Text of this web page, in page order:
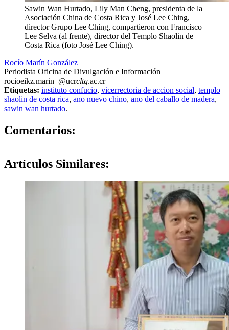
Sawin Wan Hurtado, Lily Man Cheng, presidenta de la
Asociación China de Costa Rica y José Lee Ching,
director Grupo Lee Ching, compartieron con Francisco
Lee Selva (al frente), director del Templo Shaolin de
Costa Rica (foto José Lee Ching).
Rocío Marín González
Periodista Oficina de Divulgación e Información
rocioeikz.marin @ucrcltg.ac.cr
Etiquetas: instituto confucio, vicerrectoria de accion social, templo
shaolin de costa rica, ano nuevo chino, ano del caballo de madera,
sawin wan hurtado.
Comentarios:
Artículos Similares: